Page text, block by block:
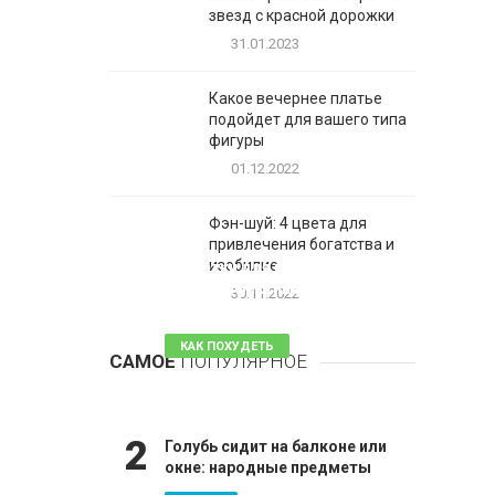
звезд с красной дорожки
31.01.2023
Какое вечернее платье
подойдет для вашего типа
фигуры
01.12.2022
Фэн-шуй: 4 цвета для
привлечения богатства и
изобилие
30.11.2022
САМОЕПОПУЛЯРНОЕ
Таблетки для похудения -
обзор эффективных и
КАК ПОХУДЕТЬ
81 комментарий
2
Голубь сидит на балконе или
окне: народные предметы